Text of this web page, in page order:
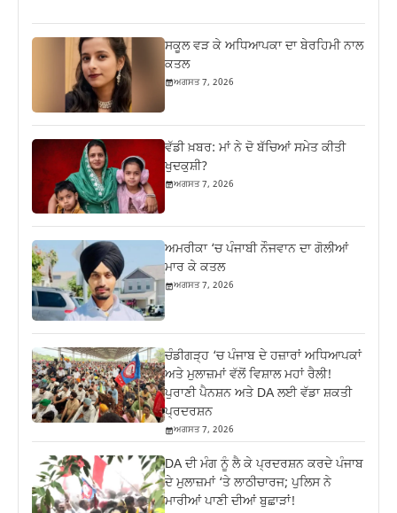
ਸਕੂਲ ਵੜ ਕੇ ਅਧਿਆਪਕਾ ਦਾ ਬੇਰਹਿਮੀ ਨਾਲ
ਕਤਲ
ਅਗਸਤ 7, 2026
ਵੱਡੀ ਖ਼ਬਰ: ਮਾਂ ਨੇ ਦੋ ਬੱਚਿਆਂ ਸਮੇਤ ਕੀਤੀ
ਖੁਦਕੁਸ਼ੀ?
ਅਗਸਤ 7, 2026
ਅਮਰੀਕਾ ‘ਚ ਪੰਜਾਬੀ ਨੌਜਵਾਨ ਦਾ ਗੋਲੀਆਂ
ਮਾਰ ਕੇ ਕਤਲ
ਅਗਸਤ 7, 2026
ਚੰਡੀਗੜ੍ਹ ‘ਚ ਪੰਜਾਬ ਦੇ ਹਜ਼ਾਰਾਂ ਅਧਿਆਪਕਾਂ
ਅਤੇ ਮੁਲਾਜ਼ਮਾਂ ਵੱਲੋਂ ਵਿਸ਼ਾਲ ਮਹਾਂ ਰੈਲੀ!
ਪੁਰਾਣੀ ਪੈਨਸ਼ਨ ਅਤੇ DA ਲਈ ਵੱਡਾ ਸ਼ਕਤੀ
ਪ੍ਰਦਰਸ਼ਨ
ਅਗਸਤ 7, 2026
DA ਦੀ ਮੰਗ ਨੂੰ ਲੈ ਕੇ ਪ੍ਰਦਰਸ਼ਨ ਕਰਦੇ ਪੰਜਾਬ
ਦੇ ਮੁਲਾਜ਼ਮਾਂ ‘ਤੇ ਲਾਠੀਚਾਰਜ; ਪੁਲਿਸ ਨੇ
ਮਾਰੀਆਂ ਪਾਣੀ ਦੀਆਂ ਬੁਛਾੜਾਂ!